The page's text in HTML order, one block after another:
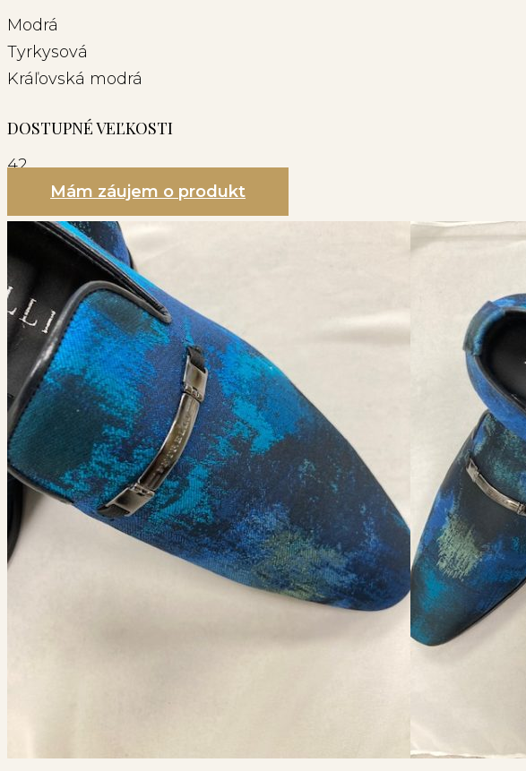
Modrá
Tyrkysová
Kráľovská modrá
DOSTUPNÉ VEĽKOSTI
42
Mám záujem o produkt